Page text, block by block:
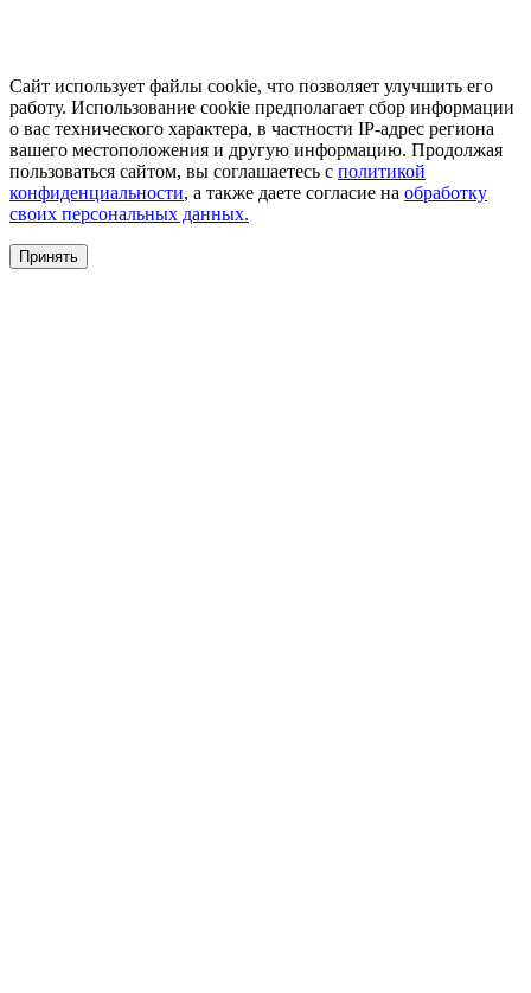
Сайт использует файлы cookie, что позволяет улучшить его
работу. Использование cookie предполагает сбор информации
о вас технического характера, в частности IP-адрес региона
вашего местоположения и другую информацию. Продолжая
пользоваться сайтом, вы соглашаетесь с политикой
конфиденциальности, а также даете согласие на обработку
своих персональных данных.
Принять